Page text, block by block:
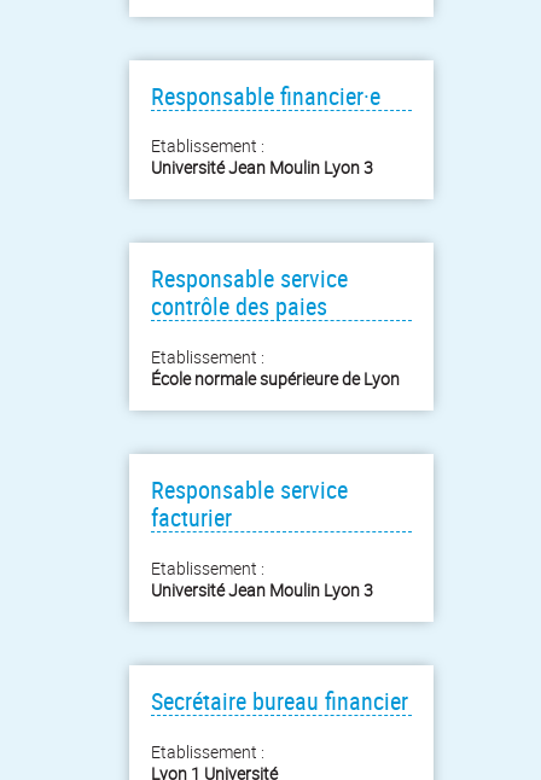
Responsable financier·e
Etablissement :
Université Jean Moulin Lyon 3
Responsable service
contrôle des paies
Etablissement :
École normale supérieure de Lyon
Responsable service
facturier
Etablissement :
Université Jean Moulin Lyon 3
Secrétaire bureau financier
Etablissement :
Lyon 1 Université